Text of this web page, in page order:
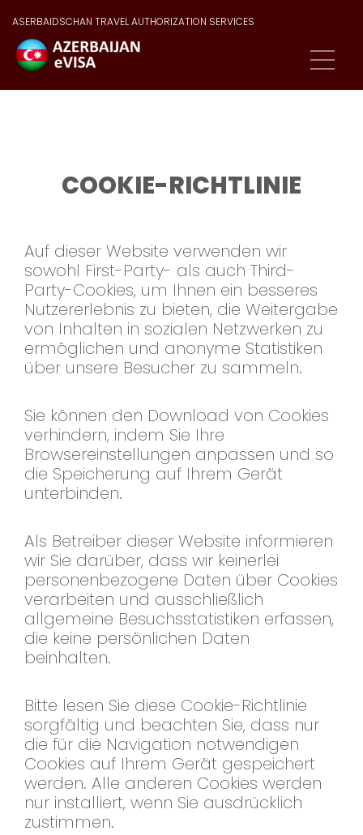
ASERBAIDSCHAN TRAVEL AUTHORIZATION SERVICES
COOKIE-RICHTLINIE
Auf dieser Website verwenden wir
sowohl First-Party- als auch Third-
Party-Cookies, um Ihnen ein besseres
Nutzererlebnis zu bieten, die Weitergabe
von Inhalten in sozialen Netzwerken zu
ermöglichen und anonyme Statistiken
über unsere Besucher zu sammeln.
Sie können den Download von Cookies
verhindern, indem Sie Ihre
Browsereinstellungen anpassen und so
die Speicherung auf Ihrem Gerät
unterbinden.
Als Betreiber dieser Website informieren
wir Sie darüber, dass wir keinerlei
personenbezogene Daten über Cookies
verarbeiten und ausschließlich
allgemeine Besuchsstatistiken erfassen,
die keine persönlichen Daten
beinhalten.
Bitte lesen Sie diese Cookie-Richtlinie
sorgfältig und beachten Sie, dass nur
die für die Navigation notwendigen
Cookies auf Ihrem Gerät gespeichert
werden. Alle anderen Cookies werden
nur installiert, wenn Sie ausdrücklich
zustimmen.